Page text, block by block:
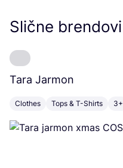
Slične brendovi
Tara Jarmon
Clothes Tops & T-Shirts 3+